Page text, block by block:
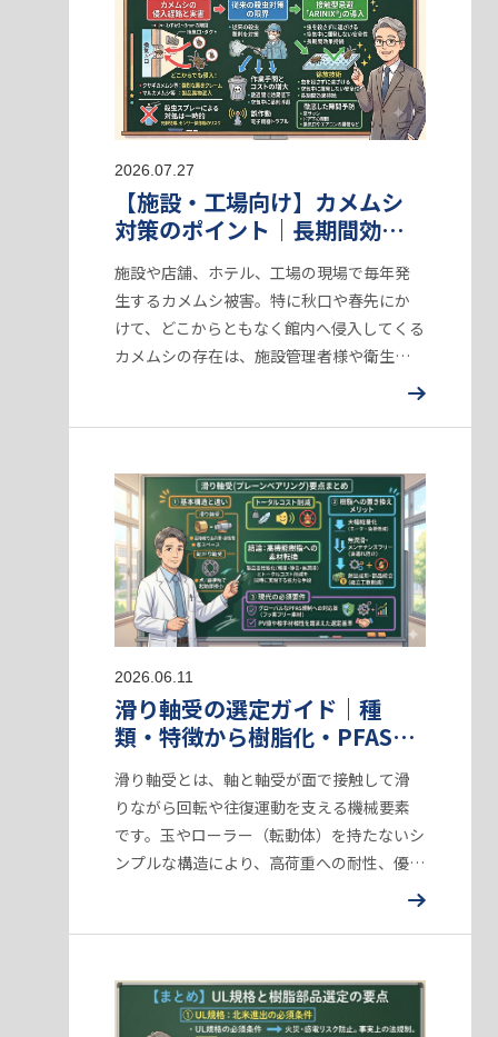
2026.07.27
【施設・工場向け】カメムシ
対策のポイント｜長期間効果
が持続する隙間予防のアプロ
ーチ
施設や店舗、ホテル、工場の現場で毎年発
生するカメムシ被害。特に秋口や春先にか
けて、どこからともなく館内へ侵入してくる
カメムシの存在は、施設管理者様や衛生管
理者様にとって大きな苦悩の種となります。
2026.06.11
滑り軸受の選定ガイド｜種
類・特徴から樹脂化・PFAS規
制対応まで徹底解説
滑り軸受とは、軸と軸受が面で接触して滑
りながら回転や往復運動を支える機械要素
です。玉やローラー（転動体）を持たないシ
ンプルな構造により、高荷重への耐性、優れ
た静音性、省スペース設計を実現します。従